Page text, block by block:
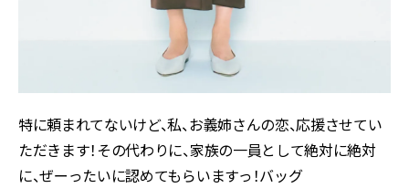
特に頼まれてないけど、私、お義姉さんの恋、応援させてい
ただきます！その代わりに、家族の一員として絶対に絶対
に、ぜーったいに認めてもらいますっ！バッグ